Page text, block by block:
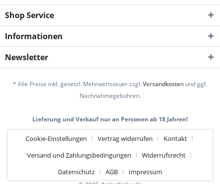
Shop Service
Informationen
Newsletter
* Alle Preise inkl. gesetzl. Mehrwertsteuer zzgl.Versandkosten und ggf.
Nachnahmegebühren.
Lieferung und Verkauf nur an Personen ab 18 Jahren!
Cookie-Einstellungen Vertrag widerrufen
Kontakt
Versand und Zahlungsbedingungen
Widerrufsrecht
Datenschutz
AGB
Impressum